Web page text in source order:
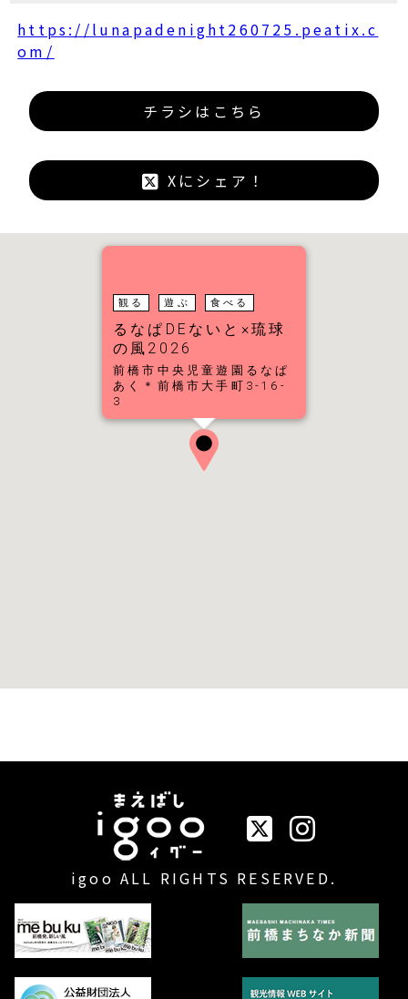
https://lunapadenight260725.peatix.c
om/
チラシはこちら
Xにシェア！
観る 遊ぶ 食べる
るなぱDEないと×琉球
の風2026
前橋市中央児童遊園るなぱ
あく＊前橋市大手町3-16-
3
igoo ALL RIGHTS RESERVED.